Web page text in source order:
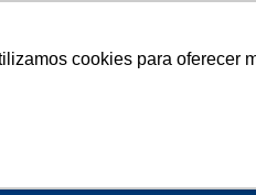
cookies para oferecer